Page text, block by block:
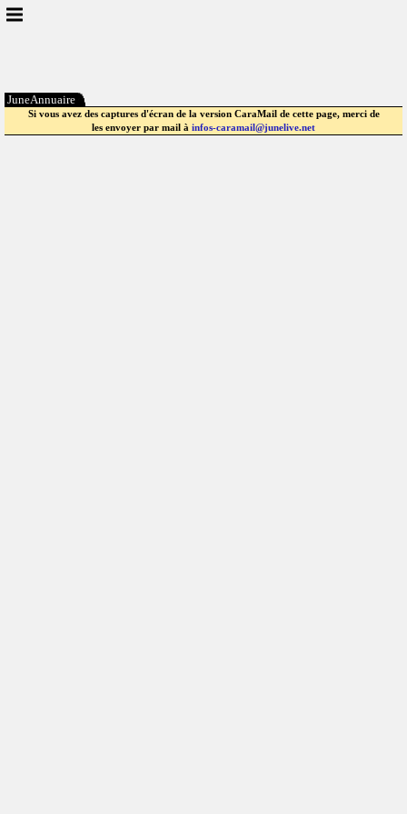
JuneAnnuaire
Si vous avez des captures d'écran de la version CaraMail de cette page, merci de
les envoyer par mail à infos-caramail@junelive.net